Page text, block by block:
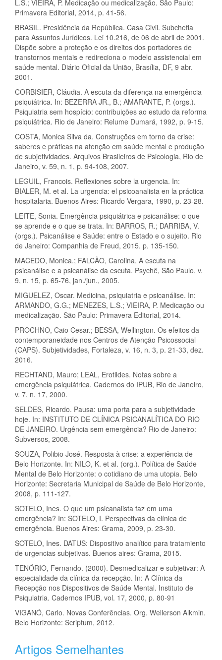
L.S.; VIEIRA, P. Medicação ou medicalização. São Paulo:
Primavera Editorial, 2014, p. 41-56.
BRASIL. Presidência da República. Casa Civil. Subchefia
para Assuntos Jurídicos. Lei 10.216, de 06 de abril de 2001.
Dispõe sobre a proteção e os direitos dos portadores de
transtornos mentais e redireciona o modelo assistencial em
saúde mental. Diário Oficial da União, Brasília, DF, 9 abr.
2001.
CORBISIER, Cláudia. A escuta da diferença na emergência
psiquiátrica. In: BEZERRA JR., B.; AMARANTE, P. (orgs.).
Psiquiatria sem hospício: contribuições ao estudo da reforma
psiquiátrica. Rio de Janeiro: Relume Dumará, 1992, p. 9-15.
COSTA, Monica Silva da. Construções em torno da crise:
saberes e práticas na atenção em saúde mental e produção
de subjetividades. Arquivos Brasileiros de Psicologia, Rio de
Janeiro, v. 59, n. 1, p. 94-108, 2007.
LEGUIL, Francois. Reflexiones sobre la urgencia. In:
BIALER, M. et al. La urgencia: el psicoanalista en la práctica
hospitalaria. Buenos Aires: Ricardo Vergara, 1990, p. 23-28.
LEITE, Sonia. Emergência psiquiátrica e psicanálise: o que
se aprende e o que se trata. In: BARROS, R.; DARRIBA, V.
(orgs.). Psicanálise e Saúde: entre o Estado e o sujeito. Rio
de Janeiro: Companhia de Freud, 2015. p. 135-150.
MACEDO, Monica.; FALCÃO, Carolina. A escuta na
psicanálise e a psicanálise da escuta. Psychê, São Paulo, v.
9, n. 15, p. 65-76, jan./jun., 2005.
MIGUELEZ, Oscar. Medicina, psiquiatria e psicanálise. In:
ARMANDO, G.G.; MENEZES, L.S.; VIEIRA, P. Medicação ou
medicalização. São Paulo: Primavera Editorial, 2014.
PROCHNO, Caio Cesar.; BESSA, Wellington. Os efeitos da
contemporaneidade nos Centros de Atenção Psicossocial
(CAPS). Subjetividades, Fortaleza, v. 16, n. 3, p. 21-33, dez.
2016.
RECHTAND, Mauro; LEAL, Erotildes. Notas sobre a
emergência psiquiátrica. Cadernos do IPUB, Rio de Janeiro,
v. 7, n. 17, 2000.
SELDES, Ricardo. Pausa: uma porta para a subjetividade
hoje. In: INSTITUTO DE CLÍNICA PSICANALÍTICA DO RIO
DE JANEIRO. Urgência sem emergência? Rio de Janeiro:
Subversos, 2008.
SOUZA, Polibio José. Resposta à crise: a experiência de
Belo Horizonte. In: NILO, K. et al. (org.). Política de Saúde
Mental de Belo Horizonte: o cotidiano de uma utopia. Belo
Horizonte: Secretaria Municipal de Saúde de Belo Horizonte,
2008, p. 111-127.
SOTELO, Ines. O que um psicanalista faz em uma
emergência? In: SOTELO, I. Perspectivas da clínica de
emergência. Buenos Aires: Grama, 2009, p. 23-30.
SOTELO, Ines. DATUS: Dispositivo analítico para tratamiento
de urgencias subjetivas. Buenos aires: Grama, 2015.
TENÓRIO, Fernando. (2000). Desmedicalizar e subjetivar: A
especialidade da clínica da recepção. In: A Clínica da
Recepção nos Dispositivos de Saúde Mental. Instituto de
Psiquiatria. Cadernos IPUB, vol. 17, 2000, p. 80-91
VIGANÓ, Carlo. Novas Conferências. Org. Wellerson Alkmin.
Belo Horizonte: Scriptum, 2012.
Artigos Semelhantes